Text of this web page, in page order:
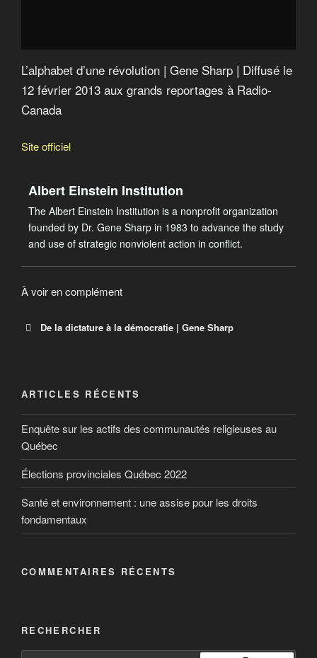
L’alphabet d’une révolution | Gene Sharp | Diffusé le
12 février 2013 aux grands reportages à Radio-
Canada
Site officiel
Albert Einstein Institution
The Albert Einstein Institution is a nonprofit organization
founded by Dr. Gene Sharp in 1983 to advance the study
and use of strategic nonviolent action in conflict.
À voir en complément
De la dictature à la démocratie | Gene Sharp
ARTICLES RÉCENTS
Enquête sur les actifs des communautés religieuses au
Québec
Élections provinciales Québec 2022
Santé et environnement : une assise pour les droits
fondamentaux
COMMENTAIRES RÉCENTS
RECHERCHER